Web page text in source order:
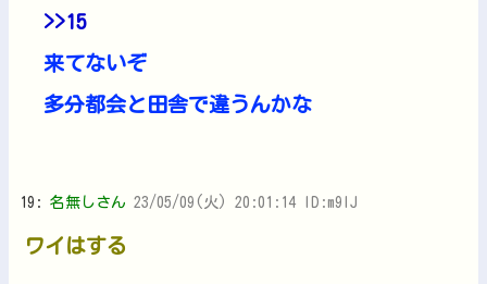
>>15
来てないぞ
多分都会と田舎で違うんかな
19: 名無しさん 23/05/09(火) 20:01:14 ID:m9IJ
ワイはする